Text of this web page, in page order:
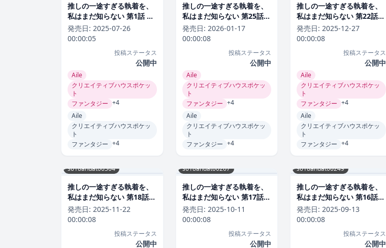
推しの一途すぎる執着を、
私はまだ知らない 第1話 ラ
ブコメ
発売日: 2025-07-26
00:00:05
投稿ステータス
公開中
Aile
クリエイティブハウスポケッ
ト
ファンタジー +4
Aile
クリエイティブハウスポケッ
ト
ファンタジー +4
推しの一途すぎる執着を、
私はまだ知らない 第25話
ラブコメ
発売日: 2026-01-17
00:00:08
投稿ステータス
公開中
Aile
クリエイティブハウスポケッ
ト
ファンタジー +4
Aile
クリエイティブハウスポケッ
ト
ファンタジー +4
推しの一途すぎる執着を、
私はまだ知らない 第22話
ラブコメ
発売日: 2025-12-27
00:00:08
投稿ステータス
公開中
Aile
クリエイティブハウスポケッ
ト
ファンタジー +4
Aile
クリエイティブハウスポケッ
ト
ファンタジー +4
s618ahuat00304
推しの一途すぎる執着を、
私はまだ知らない 第18話
ラブコメ
発売日: 2025-11-22
00:00:08
投稿ステータス
公開中
s618ahuat00267
推しの一途すぎる執着を、
私はまだ知らない 第17話
ラブコメ
発売日: 2025-10-11
00:00:08
投稿ステータス
公開中
s618ahuat00249
推しの一途すぎる執着を、
私はまだ知らない 第16話
ラブコメ
発売日: 2025-09-13
00:00:08
投稿ステータス
公開中